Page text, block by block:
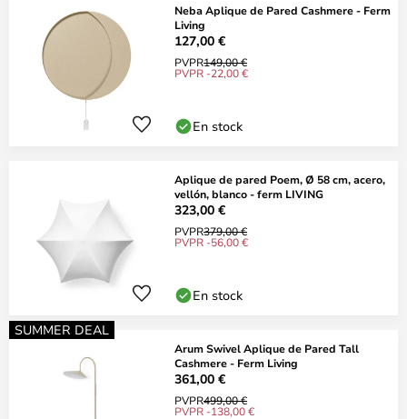
Neba Aplique de Pared Cashmere - Ferm
Living
127,00 €
PVPR149,00 €
PVPR -22,00 €
En stock
Aplique de pared Poem, Ø 58 cm, acero,
vellón, blanco - ferm LIVING
323,00 €
PVPR379,00 €
PVPR -56,00 €
En stock
SUMMER DEAL
Arum Swivel Aplique de Pared Tall
Cashmere - Ferm Living
361,00 €
PVPR499,00 €
PVPR -138,00 €